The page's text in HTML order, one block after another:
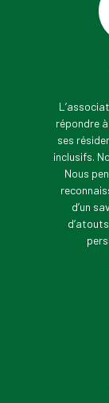
répondre
ses
inclusifs.
Nous
d’un